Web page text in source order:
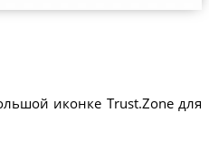
иконке Trust.Zone для